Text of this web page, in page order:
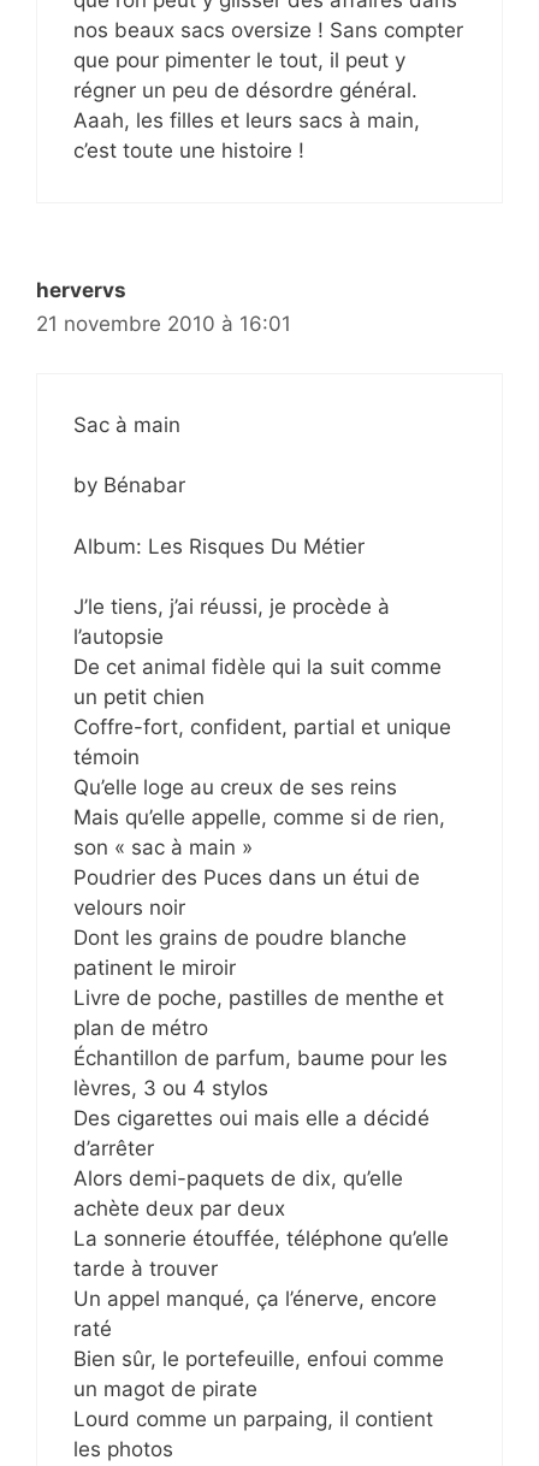
nos beaux sacs oversize ! Sans compter
que pour pimenter le tout, il peut y
régner un peu de désordre général.
Aaah, les filles et leurs sacs à main,
c’est toute une histoire !
hervervs
21 novembre 2010 à 16:01
Sac à main
by Bénabar
Album: Les Risques Du Métier
J’le tiens, j’ai réussi, je procède à
l’autopsie
De cet animal fidèle qui la suit comme
un petit chien
Coffre-fort, confident, partial et unique
témoin
Qu’elle loge au creux de ses reins
Mais qu’elle appelle, comme si de rien,
son « sac à main »
Poudrier des Puces dans un étui de
velours noir
Dont les grains de poudre blanche
patinent le miroir
Livre de poche, pastilles de menthe et
plan de métro
Échantillon de parfum, baume pour les
lèvres, 3 ou 4 stylos
Des cigarettes oui mais elle a décidé
d’arrêter
Alors demi-paquets de dix, qu’elle
achète deux par deux
La sonnerie étouffée, téléphone qu’elle
tarde à trouver
Un appel manqué, ça l’énerve, encore
raté
Bien sûr, le portefeuille, enfoui comme
un magot de pirate
Lourd comme un parpaing, il contient
les photos